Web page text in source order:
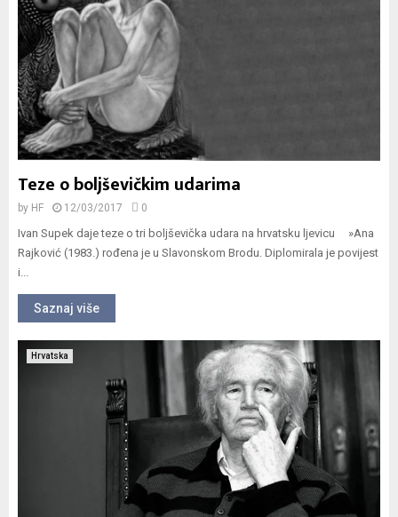
Teze o boljševičkim udarima
by HF 12/03/2017 0
Ivan Supek daje teze o tri boljševička udara na hrvatsku ljevicu »Ana
Rajković (1983.) rođena je u Slavonskom Brodu. Diplomirala je povijest
i...
Saznaj više
Hrvatska